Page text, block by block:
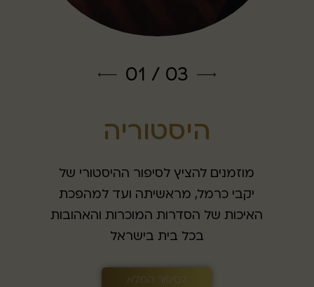
היסטוריה
מוזמנים להציץ לסיפור ההיסטורי של
יקבי כרמל, מראשיתה ועד למהפכת
האיכות של הסדרות המוכרות והאהובות
בכל בית בישראל
לסיפור המלא
1 / 3